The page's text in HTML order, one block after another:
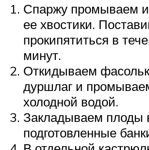
Спаржу промываем
ее хвостики.
прокипятиться в
минут.
Откидываем
дуршлаг и
холодной водой.
Закладываем плоды
подготовленные